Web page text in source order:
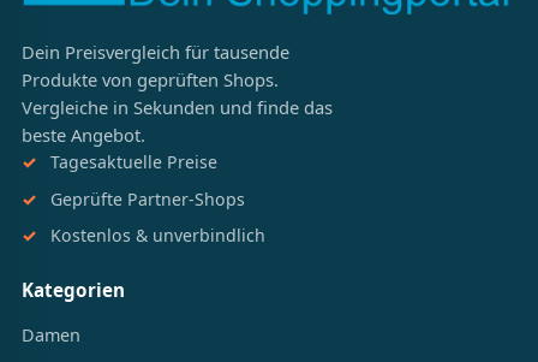
Dein Preisvergleich für tausende
Produkte von geprüften Shops.
Vergleiche in Sekunden und finde das
beste Angebot.
Tagesaktuelle Preise
Geprüfte Partner-Shops
Kostenlos & unverbindlich
Kategorien
Damen